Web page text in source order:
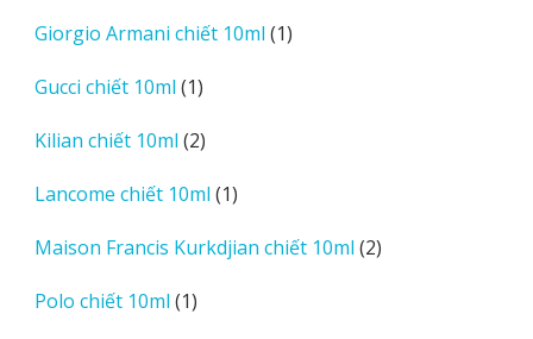
phẩm
Giorgio Armani chiết 10ml 11
Gucci chiết 10ml 11
phẩm
Kilian chiết 10ml 22
phẩm
Lancome chiết 10ml 11
phẩm
Maison Francis Kurkdjian chiết 10ml 22
Polo chiết 10ml 11